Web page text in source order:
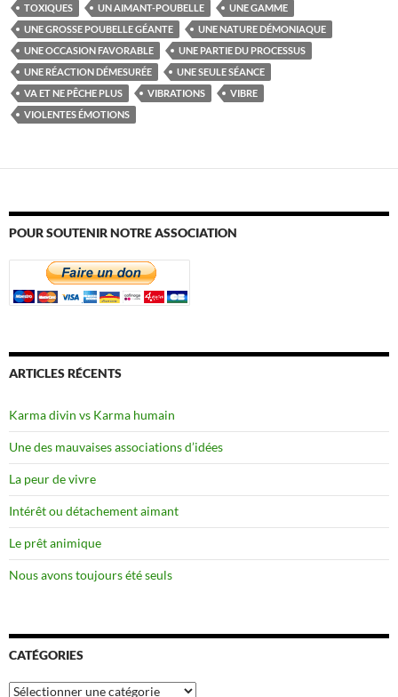
TOXIQUES
UN AIMANT-POUBELLE
UNE GAMME
UNE GROSSE POUBELLE GÉANTE
UNE NATURE DÉMONIAQUE
UNE OCCASION FAVORABLE
UNE PARTIE DU PROCESSUS
UNE RÉACTION DÉMESURÉE
UNE SEULE SÉANCE
VA ET NE PÊCHE PLUS
VIBRATIONS
VIBRE
VIOLENTES ÉMOTIONS
POUR SOUTENIR NOTRE ASSOCIATION
ARTICLES RÉCENTS
Karma divin vs Karma humain
Une des mauvaises associations d’idées
La peur de vivre
Intérêt ou détachement aimant
Le prêt animique
Nous avons toujours été seuls
CATÉGORIES
Catégories